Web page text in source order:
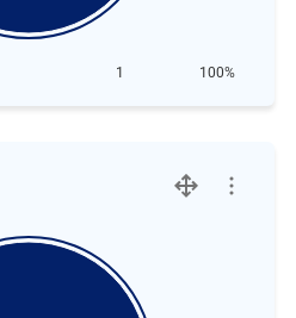
1 100%